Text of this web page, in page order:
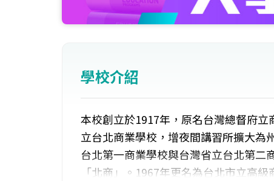
學校介紹
本校創立於1917年，原名台灣總督府
立台北商業學校，增夜間講習所擴大為
台北第一商業學校與台灣省立台北第二
「北商」。1967年更名為台北市立高